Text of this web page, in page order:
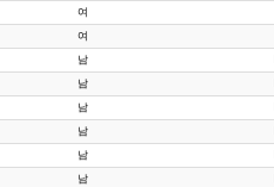
여
여
남
남
남
남
남
남